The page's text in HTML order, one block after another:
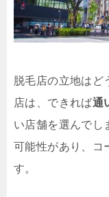
脱毛店の立地はど
店は、できれば通
い店舗を選んでし
可能性があり、コ
す。